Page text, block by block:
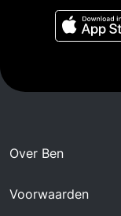
Over Ben
Voorwaarden